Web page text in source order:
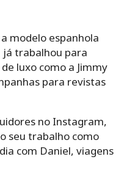
modelo espanhola
já trabalhou para
luxo como a Jimmy
para revistas
no Instagram,
seu trabalho como
com Daniel, viagens